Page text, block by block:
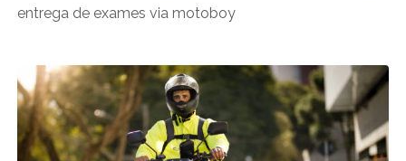
entrega de exames via motoboy